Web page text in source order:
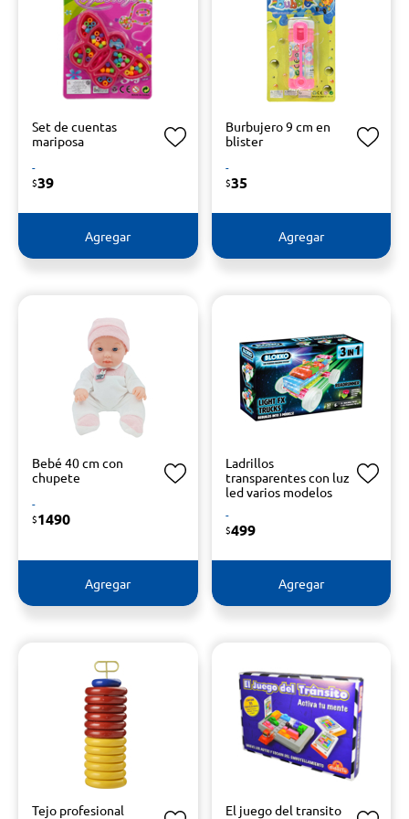
Set de cuentas
mariposa
-
$39
Agregar
Burbujero 9 cm en
blister
-
$35
Agregar
Bebé 40 cm con
chupete
-
$1490
Agregar
Ladrillos
transparentes con luz
led varios modelos
-
$499
Agregar
Tejo profesional El juego del transito